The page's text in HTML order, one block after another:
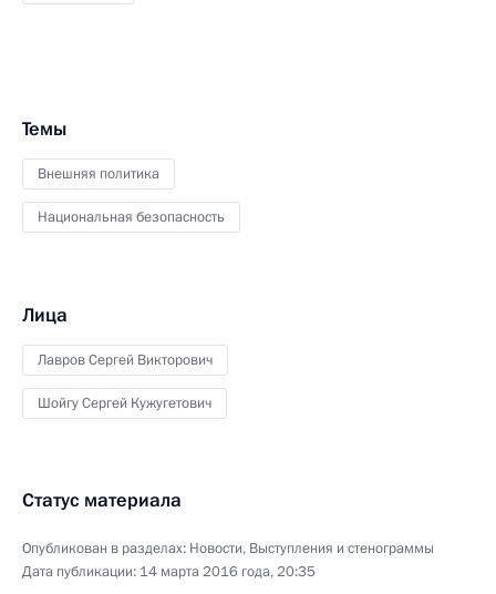
Темы
Внешняя политика
Национальная безопасность
Лица
Лавров Сергей Викторович
Шойгу Сергей Кужугетович
Статус материала
Опубликован в разделах: Новости, Выступления и стенограммы
Дата публикации: 14 марта 2016 года, 20:35